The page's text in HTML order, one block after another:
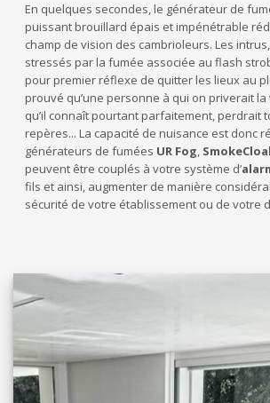
En quelques secondes, le générateur de
puissant brouillard épais et impénétrable
champ de vision des cambrioleurs. Les
stressés par la fumée associée au flash
pour premier réflexe de quitter les lieux au
prouvé qu’une personne à qui on priverait
qu’il connaît pourtant parfaitement, perdrait
repères... La capacité de nuisance est donc
générateurs de fumées UR Fog,
peuvent être couplés à votre système d’
fils et ainsi, augmenter de manière
sécurité de votre établissement ou de votre